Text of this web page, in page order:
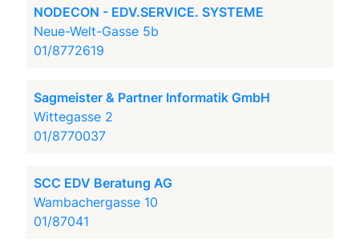
NODECON - EDV.SERVICE. SYSTEME
Neue-Welt-Gasse 5b
01/8772619
Sagmeister & Partner Informatik GmbH
Wittegasse 2
01/8770037
SCC EDV Beratung AG
Wambachergasse 10
01/87041